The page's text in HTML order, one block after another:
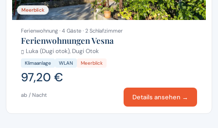
Meerblick
Ferienwohnung · 4 Gäste · 2 Schlafzimmer
Ferienwohnungen Vesna
Luka (Dugi otok), Dugi Otok
Klimaanlage WLAN Meerblick
97,20 €
ab / Nacht Details ansehen →